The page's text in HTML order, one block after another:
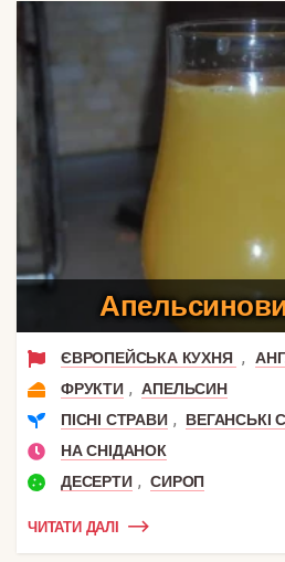
ЄВРОПЕЙСЬКА КУХНЯ ,
ФРУКТИ , АПЕЛЬСИН
ПІСНІ СТРАВИ ,
ВЕГАНСЬКІ
НА СНІДАНОК
ДЕСЕРТИ , СИРОП
ЧИТАТИ ДАЛІ